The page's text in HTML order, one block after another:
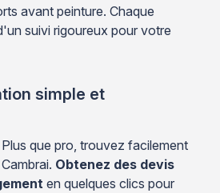
avant peinture. Chaque
suivi rigoureux pour votre
simple et
que pro, trouvez facilement
Obtenez des devis
en quelques clics pour